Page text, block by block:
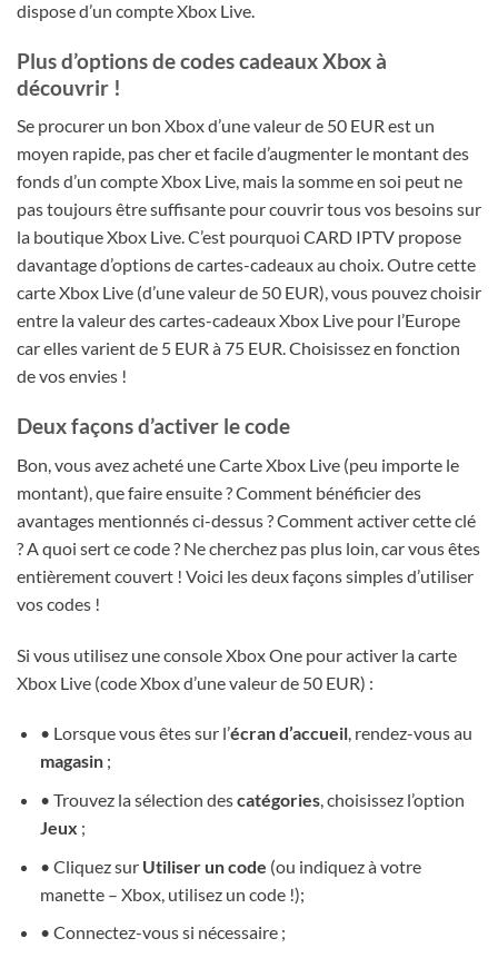
dispose d’un compte Xbox Live.
Plus d’options de codes cadeaux Xbox à
découvrir !
Se procurer un bon Xbox d’une valeur de 50 EUR est un
moyen rapide, pas cher et facile d’augmenter le montant des
fonds d’un compte Xbox Live, mais la somme en soi peut ne
pas toujours être suffisante pour couvrir tous vos besoins sur
la boutique Xbox Live. C’est pourquoi CARD IPTV propose
davantage d’options de cartes-cadeaux au choix. Outre cette
carte Xbox Live (d’une valeur de 50 EUR), vous pouvez choisir
entre la valeur des cartes-cadeaux Xbox Live pour l’Europe
car elles varient de 5 EUR à 75 EUR. Choisissez en fonction
de vos envies !
Deux façons d’activer le code
Bon, vous avez acheté une Carte Xbox Live (peu importe le
montant), que faire ensuite ? Comment bénéficier des
avantages mentionnés ci-dessus ? Comment activer cette clé
? A quoi sert ce code ? Ne cherchez pas plus loin, car vous êtes
entièrement couvert ! Voici les deux façons simples d’utiliser
vos codes !
Si vous utilisez une console Xbox One pour activer la carte
Xbox Live (code Xbox d’une valeur de 50 EUR) :
• Lorsque vous êtes sur l’écran d’accueil, rendez-vous au
magasin ;
• Trouvez la sélection descatégories, choisissez l’option
Jeux ;
• Cliquez sur Utiliser un code (ou indiquez à votre
manette – Xbox, utilisez un code !);
• Connectez-vous si nécessaire ;